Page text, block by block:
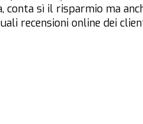
sì il risparmio ma
recensioni online dei